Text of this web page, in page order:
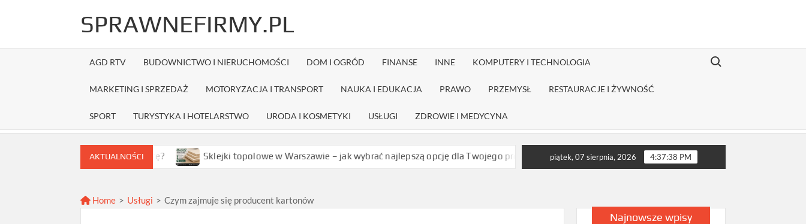
SPRAWNEFIRMY.PL
AGD RTV BUDOWNICTWO I NIERUCHOMOŚCI DOM I OGRÓD FINANSE INNE KOMPUTERY I TECHNOLOGIA
MARKETING I SPRZEDAŻ MOTORYZACJA I TRANSPORT NAUKA I EDUKACJA PRAWO PRZEMYSŁ RESTAURACJE I ŻYWNOŚĆ
SPORT TURYSTYKA I HOTELARSTWO URODA I KOSMETYKI USŁUGI ZDROWIE I MEDYCYNA
Search for:
AKTUALNOŚCI
wybrać najlepszą ofertę? Sklejki topolowe w Warszawie – jak wybrać najlepszą opcję dla Twojego projektu? Czy dystrybutor odzieży Fruit of the Loom jest opłacalny dla JDG
piątek, 07 sierpnia, 2026 4:37:39 PM
Home > Usługi > Czym zajmuje się producent kartonów
Najnowsze wpisy